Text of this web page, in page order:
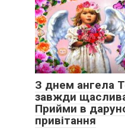
З днем ангела
завжди
Прийми в
привітання